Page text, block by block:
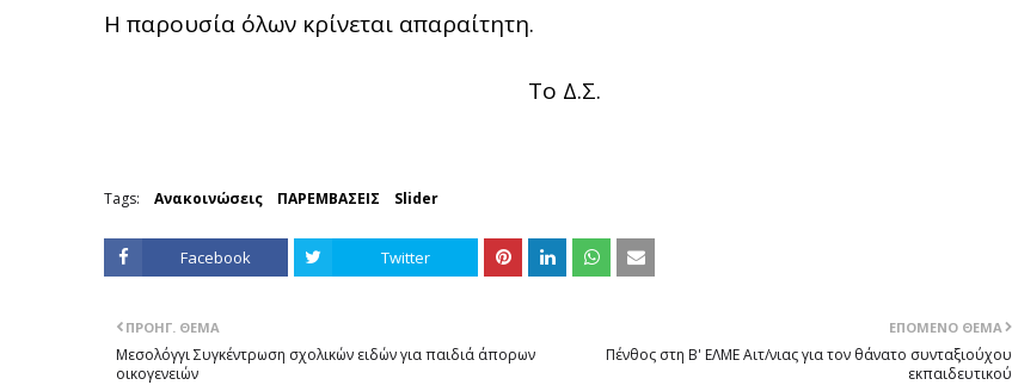
Η παρουσία όλων κρίνεται απαραίτητη.
Το Δ.Σ.
Tags: Ανακοινώσεις ΠΑΡΕΜΒΑΣΕΙΣ Slider
Facebook Twitter
ΕΠΌΜΕΝΟ ΘΈΜΑ
Πένθος στη Β' ΕΛΜΕ Αιτ/νιας για τον θάνατο συνταξιούχου
εκπαιδευτικού
ΠΡΟΗΓ. ΘΈΜΑ
Μεσολόγγι Συγκέντρωση σχολικών ειδών για παιδιά άπορων
οικογενειών